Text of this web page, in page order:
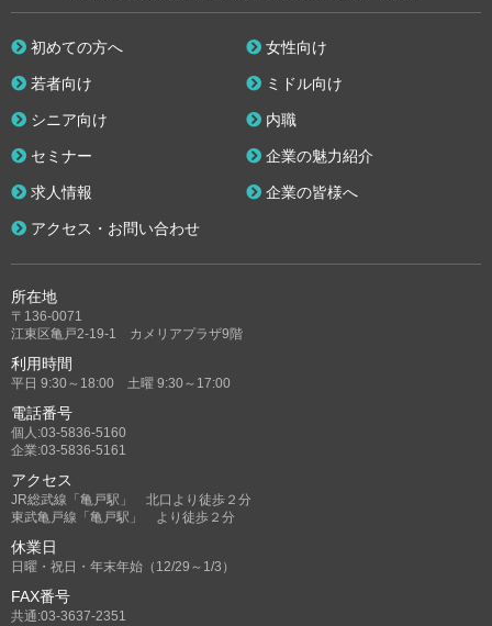
所在地
〒136-0071
江東区亀戸2-19-1 カメリアプラザ9階
利用時間
平日 9:30～18:00 土曜 9:30～17:00
電話番号
個人:03-5836-5160
企業:03-5836-5161
アクセス
JR総武線「亀戸駅」 北口より徒歩２分
東武亀戸線「亀戸駅」 より徒歩２分
休業日
日曜・祝日・年末年始（12/29～1/3）
FAX番号
共通:03-3637-2351
初めての方へ 女性向け
若者向け ミドル向け
シニア向け 内職
セミナー 企業の魅力紹介
求人情報 企業の皆様へ
アクセス・お問い合わせ